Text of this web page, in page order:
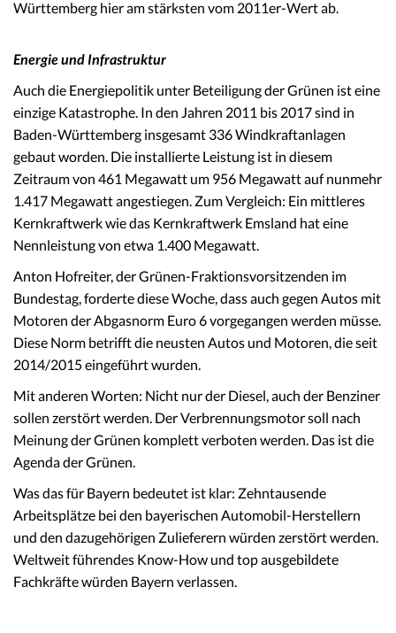
Württemberg hier am stärksten vom 2011er-Wert ab.
Energie und Infrastruktur
Auch die Energiepolitik unter Beteiligung der Grünen ist eine
einzige Katastrophe. In den Jahren 2011 bis 2017 sind in
Baden-Württemberg insgesamt 336 Windkraftanlagen
gebaut worden. Die installierte Leistung ist in diesem
Zeitraum von 461 Megawatt um 956 Megawatt auf nunmehr
1.417 Megawatt angestiegen. Zum Vergleich: Ein mittleres
Kernkraftwerk wie das Kernkraftwerk Emsland hat eine
Nennleistung von etwa 1.400 Megawatt.
Anton Hofreiter, der Grünen-Fraktionsvorsitzenden im
Bundestag, forderte diese Woche, dass auch gegen Autos mit
Motoren der Abgasnorm Euro 6 vorgegangen werden müsse.
Diese Norm betrifft die neusten Autos und Motoren, die seit
2014/2015 eingeführt wurden.
Mit anderen Worten: Nicht nur der Diesel, auch der Benziner
sollen zerstört werden. Der Verbrennungsmotor soll nach
Meinung der Grünen komplett verboten werden. Das ist die
Agenda der Grünen.
Was das für Bayern bedeutet ist klar: Zehntausende
Arbeitsplätze bei den bayerischen Automobil-Herstellern
und den dazugehörigen Zulieferern würden zerstört werden.
Weltweit führendes Know-How und top ausgebildete
Fachkräfte würden Bayern verlassen.